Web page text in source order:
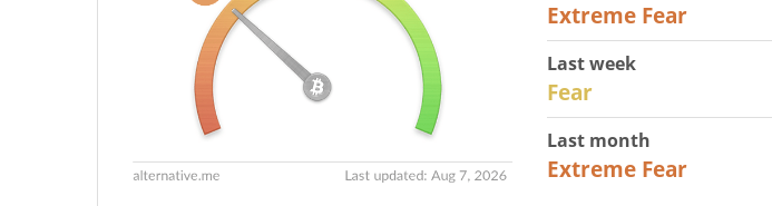
Extreme Fear
Last week
Fear
Last month
Extreme Fear